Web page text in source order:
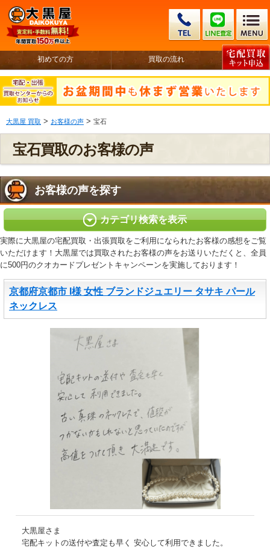
初めての方 買取の流れ
大黒屋 買取 > お客様の声 > 宝石
宝石買取のお客様の声
お客様の声を探す
カテゴリ検索を表示
実際に大黒屋の宅配買取・出張買取をご利用になられたお客様の感想をご覧
いただけます！大黒屋では買取されたお客様の声をお送りいただくと、全員
に500円のクオカードプレゼントキャンペーンを実施しております！
京都府京都市 I様 女性 ブランドジュエリー タサキ パール
ネックレス
大黒屋さま
宅配キットの送付や査定も早く 安心して利用できました。